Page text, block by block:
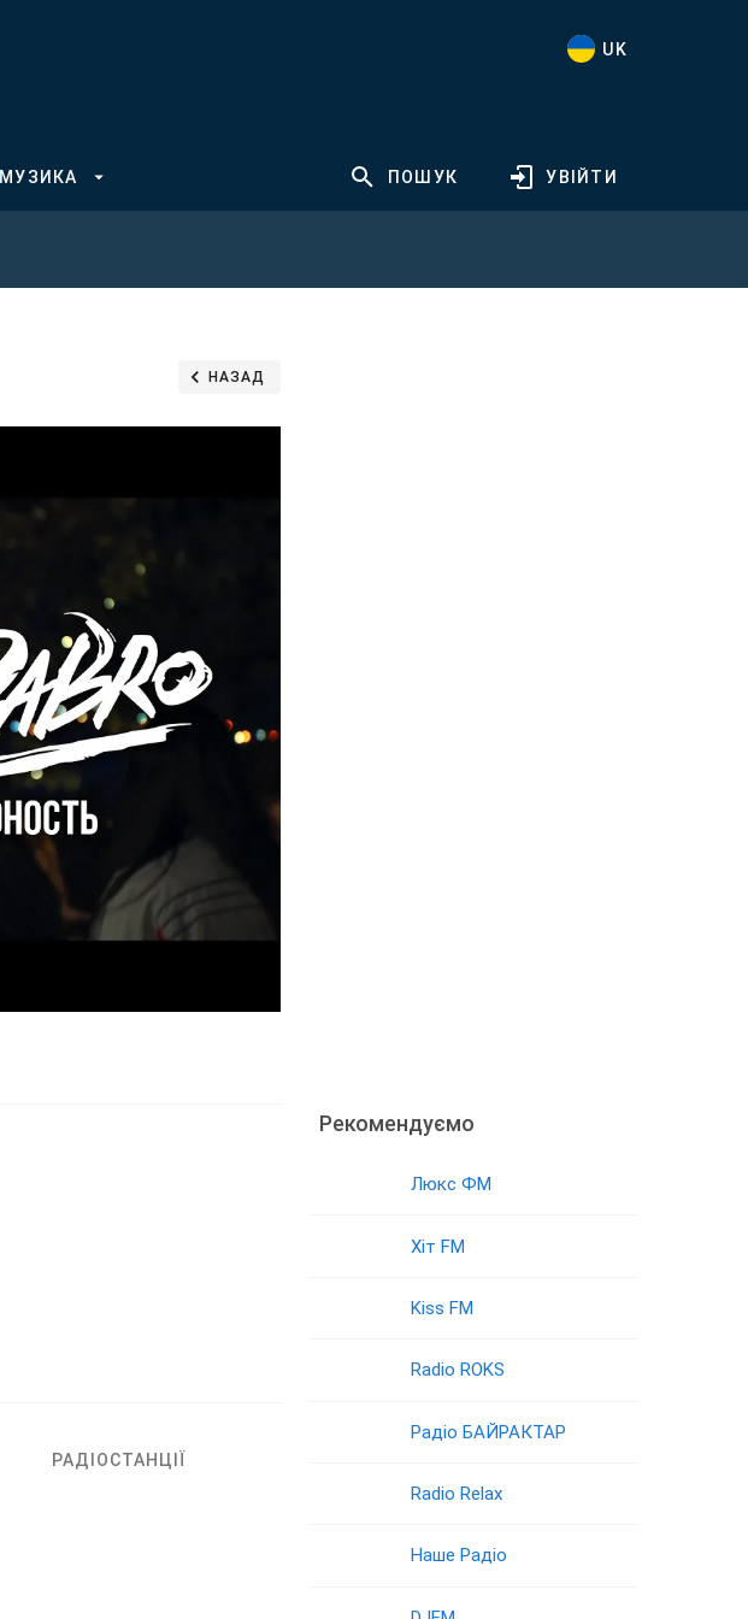
UK
МУЗИКА ПОШУК УВІЙТИ
НАЗАД
РАДІОСТАНЦІЇ
Рекомендуємо
Люкс ФМ
Хіт FM
Kiss FM
Radio ROKS
Радіо БАЙРАКТАР
Radio Relax
Наше Радіо